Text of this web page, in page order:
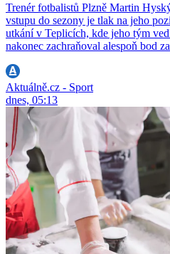
Trenér fotbalistů Plzně Martin
vstupu do sezony je tlak na jeho
utkání v Teplicích, kde jeho tým
nakonec zachraňoval alespoň bod
Aktuálně.cz - Sport
dnes, 05:13